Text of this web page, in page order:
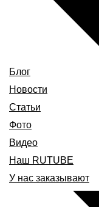
Блог
Новости
Статьи
Фото
Видео
Наш RUTUBE
У нас заказывают